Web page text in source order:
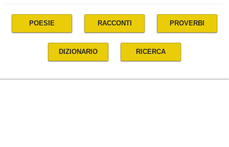
POESIE RACCONTI PROVERBI
DIZIONARIO RICERCA